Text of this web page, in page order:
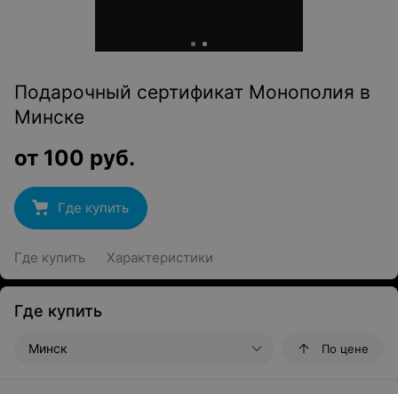
Подарочный сертификат Монополия в
Минске
от 100 руб.
Где купить
Где купить Характеристики
Где купить
Минск По цене